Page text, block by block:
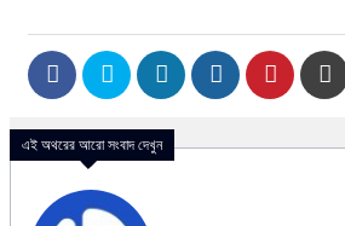
এই অথরের আরো সংবাদ দেখুন